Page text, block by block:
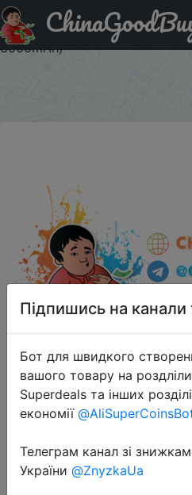
Купити на розпродажі SHARP
смартфоны ( 4GB + 32Гб 16MP
3000mAh)
2018-07-01
Підпишись на канали
Бот для швидкого
вашого товару на
Superdeals та інших
економії
Телеграм канал зі
України @ZnyzkaUa